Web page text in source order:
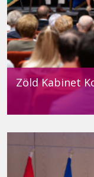
Zöld Kabinet